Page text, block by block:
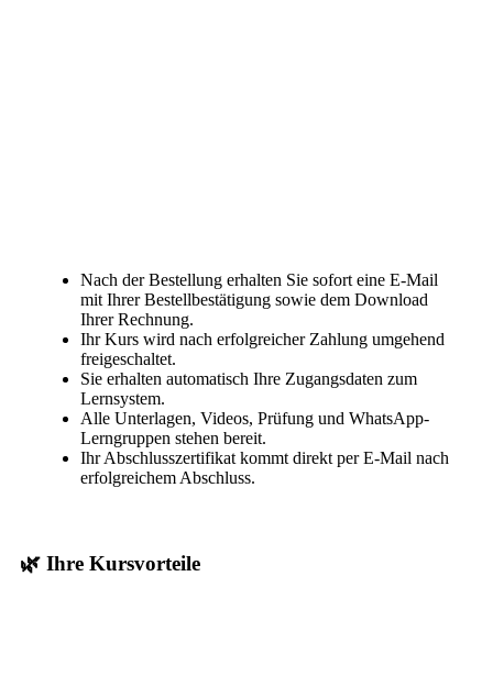
Nach der Bestellung erhalten Sie sofort eine E-Mail
mit Ihrer Bestellbestätigung sowie dem Download
Ihrer Rechnung.
Ihr Kurs wird nach erfolgreicher Zahlung umgehend
freigeschaltet.
Sie erhalten automatisch Ihre Zugangsdaten zum
Lernsystem.
Alle Unterlagen, Videos, Prüfung und WhatsApp-
Lerngruppen stehen bereit.
Ihr Abschlusszertifikat kommt direkt per E-Mail nach
erfolgreichem Abschluss.
🌿 Ihre Kursvorteile